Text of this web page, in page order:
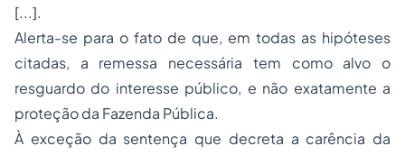
[...].
Alerta-se para o fato de que, em todas as hipóteses
citadas, a remessa necessária tem como alvo o
resguardo do interesse público, e não exatamente a
proteção da Fazenda Pública.
À exceção da sentença que decreta a carência da